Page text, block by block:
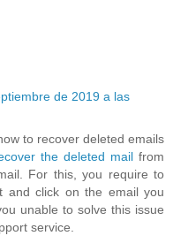
de 2019 a las
to recover deleted emails
the deleted mailfrom
For this, you require to
and click on the email you
unable to solve this issue
service.